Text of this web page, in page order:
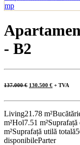
- B2
137.000€ Prețul
fost:
130.500 €Prețul
130.500 €.
+ TVA
Living21.78 m²
m²Hol7.51 m²Suprafață
m²Suprafață utilă totală
disponibileParter